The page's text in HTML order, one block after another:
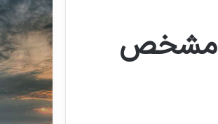
دخل و خرج دولت در سال ۱۴۰۵ مشخص